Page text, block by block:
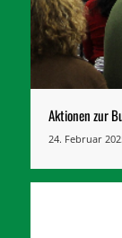
Aktionen zur
24. Februar